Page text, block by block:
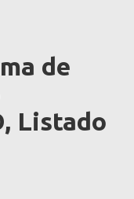
de
Listado